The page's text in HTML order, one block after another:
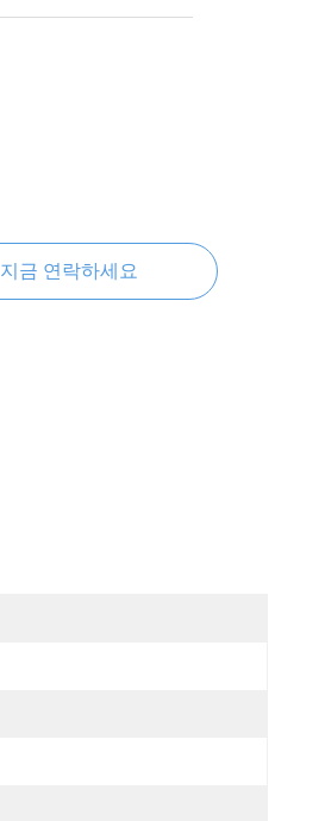
지금 연락하세요